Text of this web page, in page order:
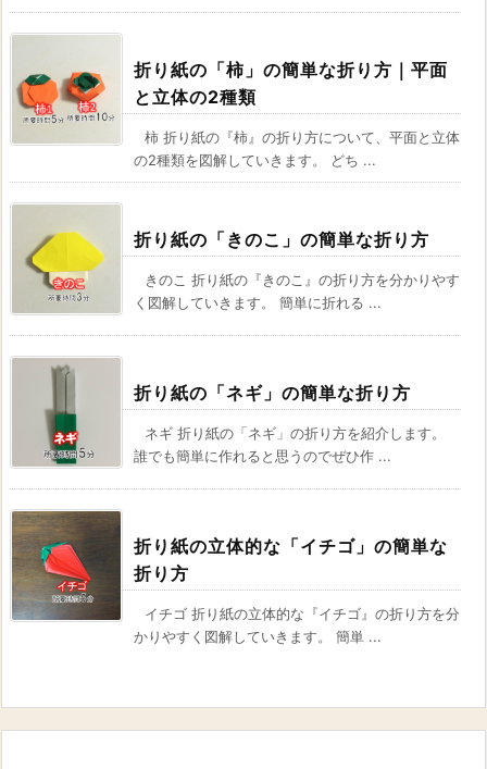
折り紙の「柿」の簡単な折り方｜平面
と立体の2種類
柿 折り紙の『柿』の折り方について、平面と立体
の2種類を図解していきます。 どち ...
折り紙の「きのこ」の簡単な折り方
きのこ 折り紙の『きのこ』の折り方を分かりやす
く図解していきます。 簡単に折れる ...
折り紙の「ネギ」の簡単な折り方
ネギ 折り紙の「ネギ」の折り方を紹介します。
誰でも簡単に作れると思うのでぜひ作 ...
折り紙の立体的な「イチゴ」の簡単な
折り方
イチゴ 折り紙の立体的な『イチゴ』の折り方を分
かりやすく図解していきます。 簡単 ...